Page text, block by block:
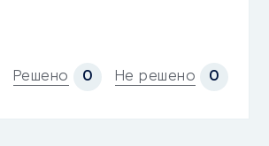
Решено 0 Не решено 0